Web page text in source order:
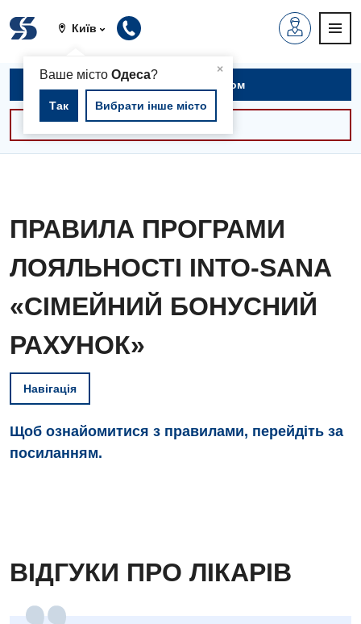
Київ
×
Ваше містоОдеса?
Так Вибрати інше місто
Інтернатура
Енциклопедія
Діагностичне відділення
Ендоскопічне відділення
Записатися на прийом
Консультації -30%
ПРАВИЛА ПРОГРАМИ
ЛОЯЛЬНОСТІ INTO-SANA
«СІМЕЙНИЙ БОНУСНИЙ
РАХУНОК»
Навігація
Щоб ознайомитися з правилами, перейдіть за
посиланням.
ВІДГУКИ ПРО ЛІКАРІВ